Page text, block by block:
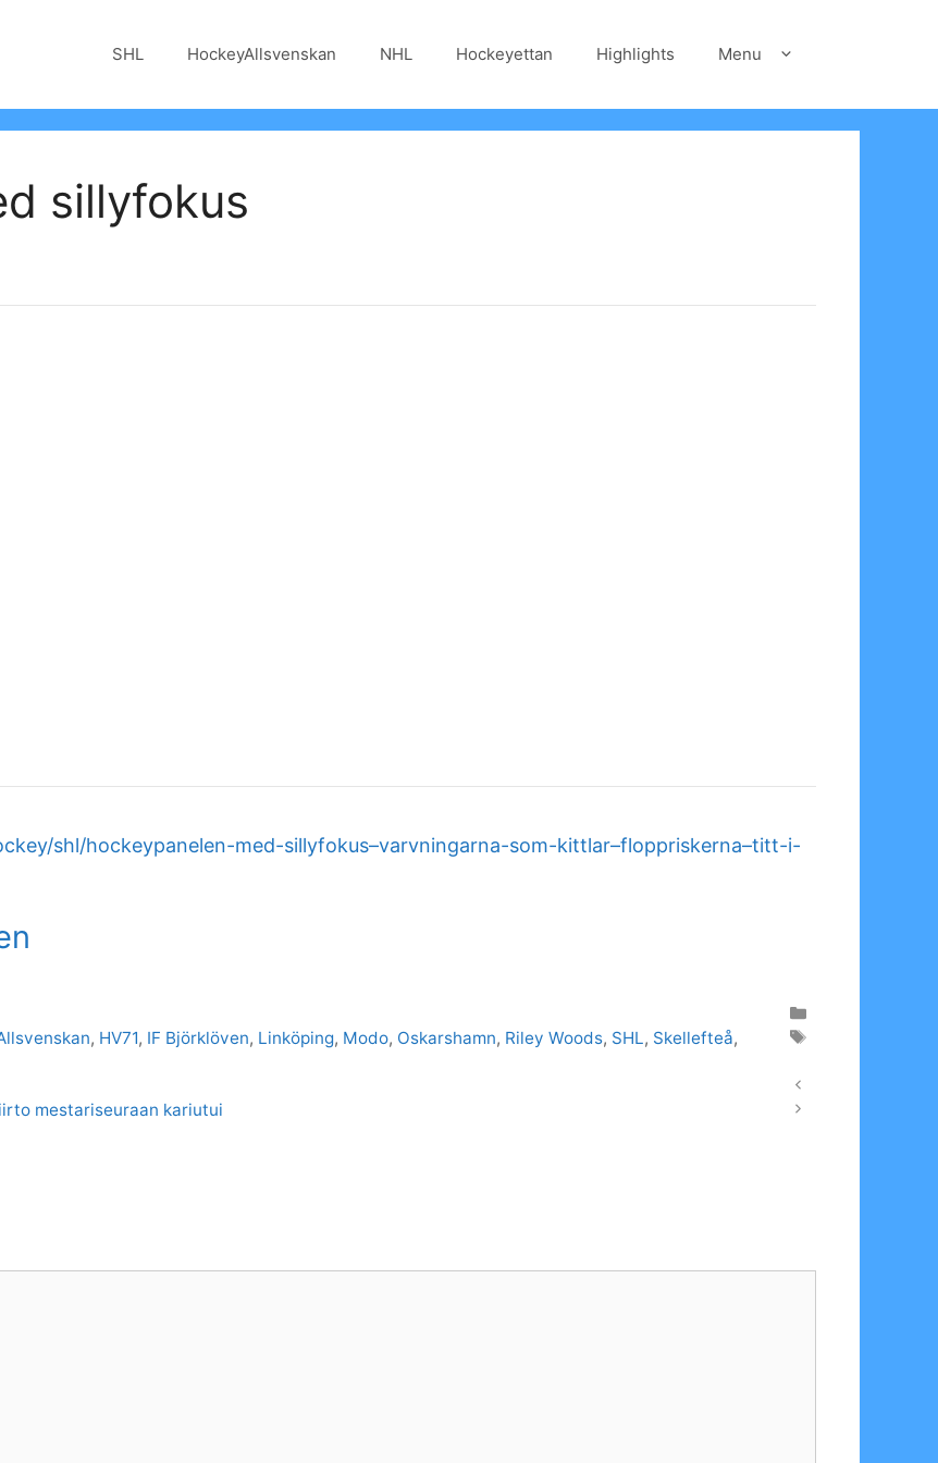
SHL HockeyAllsvenskan NHL Hockeyettan Highlights Menu
sillyfokus
shl/hockeypanelen-med-sillyfokus–varvningarna-som-kittlar–floppriskerna–titt-i-
, HV71, IF Björklöven, Linköping, Modo, Oskarshamn, Riley Woods, SHL, Skellefteå,
mestariseuraan kariutui